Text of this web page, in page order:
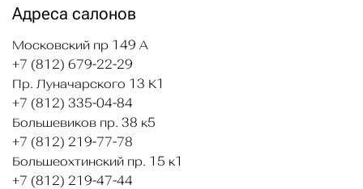
Адреса салонов
Московский пр 149 А
+7 (812) 679-22-29
Пр. Луначарского 13 К1
+7 (812) 335-04-84
Большевиков пр. 38 к5
+7 (812) 219-77-78
Большеохтинский пр. 15 к1
+7 (812) 219-47-44